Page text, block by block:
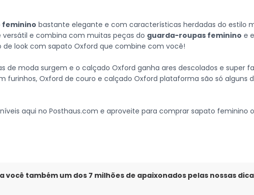
feminino bastante elegante e com características herdadas do estilo
e combina com muitas peças do guarda-roupas feminino e
look com sapato Oxford que combine com você!
de moda surgem e o calçado Oxford ganha ares descolados e super
furinhos, Oxford de couro e calçado Oxford plataforma são só alguns
aqui no Posthaus.com e aproveite para comprar sapato feminino
você também um dos 7 milhões de apaixonados pelas nossas